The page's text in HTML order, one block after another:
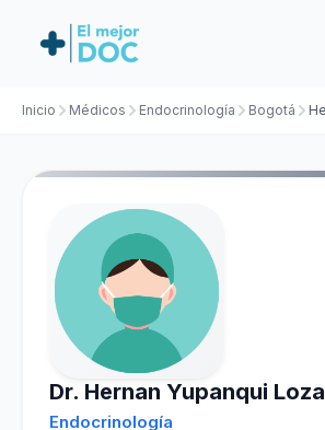
Inicio Médicos Endocrinología Bogotá
Dr. Hernan Yupanqui
Endocrinología